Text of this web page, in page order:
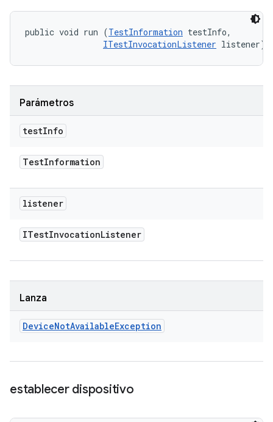
public void run (TestInformation testInfo,
ITestInvocationListener listener)
Parámetros
testInfo
TestInformation
listener
ITestInvocationListener
Lanza
DeviceNotAvailableException
establecer dispositivo